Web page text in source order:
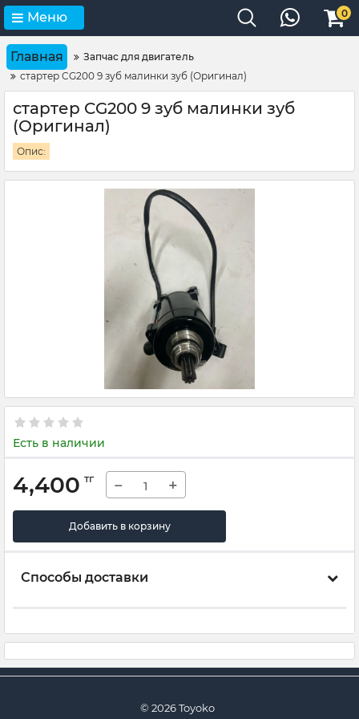
Меню 0
Главная
Запчас для двигатель
стартер CG200 9 зуб малинки зуб (Оригинал)
стартер CG200 9 зуб малинки зуб
(Оригинал)
Опис:
Есть в наличии
4,400 тг − +
Добавить в корзину
Способы доставки
© 2026 Toyoko